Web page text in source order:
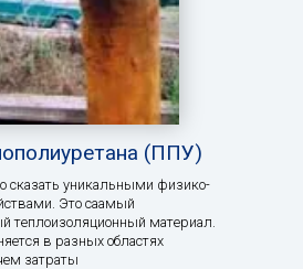
(ППУ)
сказать уникальными физико-
Это саамый
теплоизоляционный материал.
в разных областях
затраты